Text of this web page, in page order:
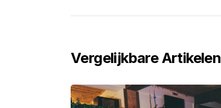
Vergelijkbare Artikelen